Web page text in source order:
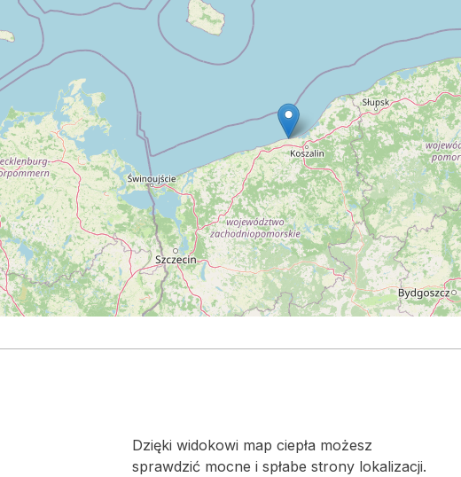
Dzięki widokowi map ciepła możesz
sprawdzić mocne i spłabe strony lokalizacji.